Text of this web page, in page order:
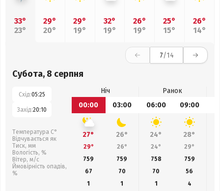
33°
23°
29°
20°
29°
19°
32°
19°
26°
19°
25°
15°
26°
14°
7/14
Субота, 8 серпня
Схід:05:25
Захід:20:10
Температура С°
Відчувається як
Тиск, мм
Вологість, %
Вітер, м/с
Ймовірність опадів,
%
Ніч
Ранок
00:00
03:00 06:00 09:00
27° 26° 24° 28°
29° 26° 24° 29°
759
759 758 759
67
70 70 56
1
1 1
4